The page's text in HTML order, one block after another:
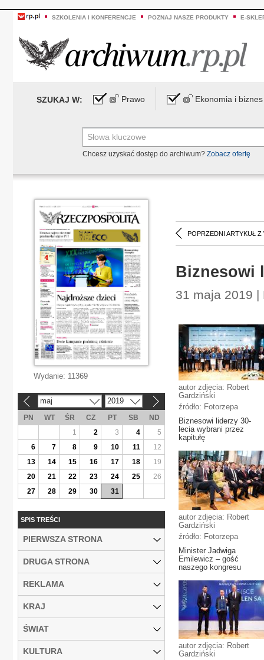
SZKOLENIA I KONFERENCJE POZNAJ NASZE PRODUKTY E-
SZUKAJ W: Prawo Ekonomia i biznes
Chcesz uzyskać dostęp do archiwum? Zobacz ofertę
POPRZEDNI ARTYKUŁ Z
Biznesowi
31 maja 2019 |
autor zdjęcia: Robert
Gardziński
źródło: Fotorzepa
Biznesowi liderzy 30-
lecia wybrani przez
kapitułę
autor zdjęcia: Robert
Gardziński
źródło: Fotorzepa
Minister Jadwiga
Emilewicz – gość
naszego kongresu
autor zdjęcia: Robert
Gardziński
Wydanie: 11369
maj 2019
PN WT ŚR CZ PT SB
ND
1
2 3 4
5
6
7 8 9 10 11
12
13
14 15 16 17 18
19
20
21 22 23 24 25
26
27
28 29 30 31
SPIS TREŚCI
PIERWSZA STRONA
DRUGA STRONA
REKLAMA
KRAJ
ŚWIAT
KULTURA